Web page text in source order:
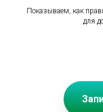
Показываем, как
для